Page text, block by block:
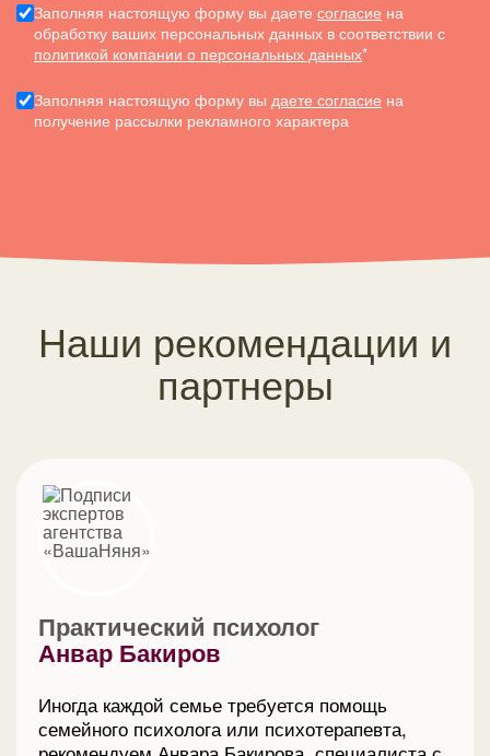
Заполняя настоящую форму вы даете согласие на
обработку ваших персональных данных в соответствии с
политикой компании о персональных данных*
Заполняя настоящую форму вы даете согласие на
получение рассылки рекламного характера
Наши рекомендации и
партнеры
Практический психолог
Анвар Бакиров
Иногда каждой семье требуется помощь
семейного психолога или психотерапевта,